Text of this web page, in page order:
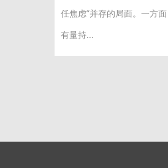
任焦虑”并存的局面。一方
有量持...